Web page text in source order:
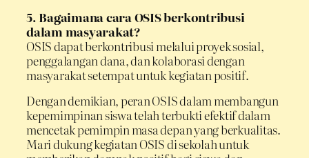
5. Bagaimana cara OSIS berkontribusi
dalam masyarakat?
OSIS dapat berkontribusi melalui proyek sosial,
penggalangan dana, dan kolaborasi dengan
masyarakat setempat untuk kegiatan positif.
Dengan demikian, peran OSIS dalam membangun
kepemimpinan siswa telah terbukti efektif dalam
mencetak pemimpin masa depan yang berkualitas.
Mari dukung kegiatan OSIS di sekolah untuk